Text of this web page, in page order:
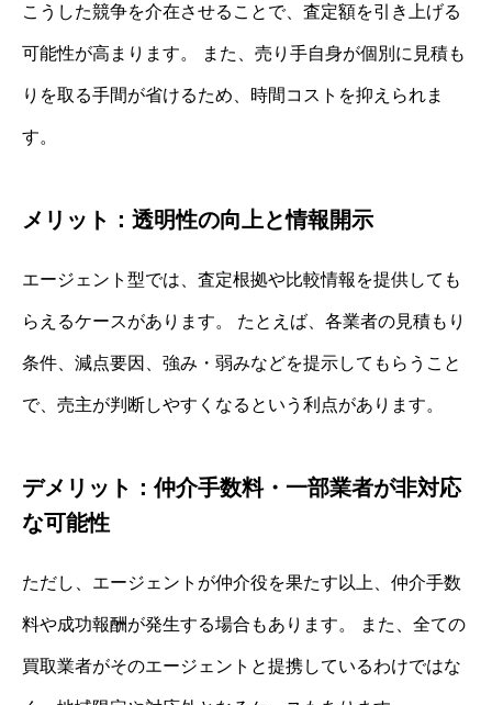
こうした競争を介在させることで、査定額を引き上げる
可能性が高まります。 また、売り手自身が個別に見積も
りを取る手間が省けるため、時間コストを抑えられま
す。
メリット：透明性の向上と情報開示
エージェント型では、査定根拠や比較情報を提供しても
らえるケースがあります。 たとえば、各業者の見積もり
条件、減点要因、強み・弱みなどを提示してもらうこと
で、売主が判断しやすくなるという利点があります。
デメリット：仲介手数料・一部業者が非対応
な可能性
ただし、エージェントが仲介役を果たす以上、仲介手数
料や成功報酬が発生する場合もあります。 また、全ての
買取業者がそのエージェントと提携しているわけではな